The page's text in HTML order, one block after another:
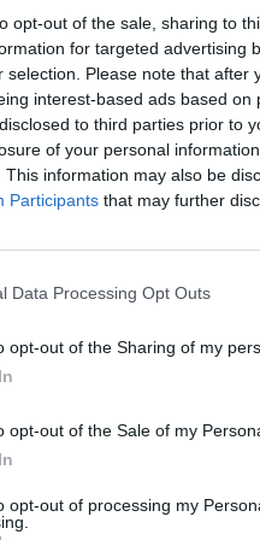
opt-out of the sale, sharing to
for targeted advertising
selection. Please note that
interest-based ads based
to third parties prior to
of your personal
This information may also be
Participants that may further
Data Processing Opt Outs
opt-out of the Sharing of my
opt-out of the Sale of my
opt-out of processing my
equipo y ensu propio
, actuales
euros), según
Sportico
millones de dólares
minoritarios.
sucedido conSeattle
dólares (245,5 millones
, el equipo que más
(249,8 millones de
los
aún no estaban
de euros), a una
problema de la
millones de euros) por
manos de los